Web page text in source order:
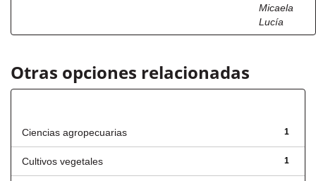
Micaela
Lucía
Otras opciones relacionadas
1
Ciencias agropecuarias
1
Cultivos vegetales